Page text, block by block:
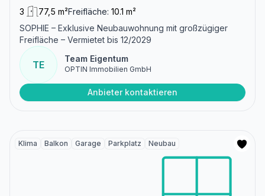
3 77,5 m²Freifläche: 10.1 m²
SOPHIE – Exklusive Neubauwohnung mit großzügiger
Freifläche – Vermietet bis 12/2029
TE
Team Eigentum
OPTIN Immobilien GmbH
Anbieter kontaktieren
Klima Balkon Garage Parkplatz Neubau